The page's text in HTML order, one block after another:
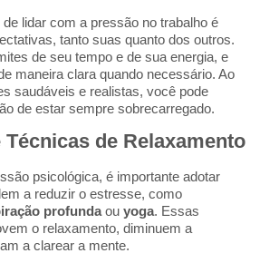
lidar com a pressão no trabalho é
tanto suas quanto dos outros.
de seu tempo e de sua energia, e
maneira clara quando necessário. Ao
saudáveis e realistas, você pode
de estar sempre sobrecarregado.
Técnicas de Relaxamento
psicológica, é importante adotar
a reduzir o estresse, como
profundaou yoga. Essas
o relaxamento, diminuem a
a clarear a mente.